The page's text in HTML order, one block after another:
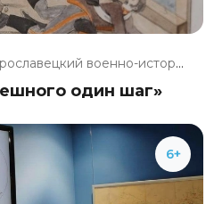
Малоярославецкий военно-истори...
один шаг»
6+